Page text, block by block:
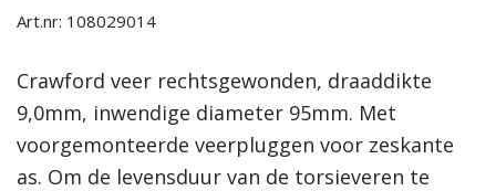
Art.nr: 108029014
Crawford veer rechtsgewonden, draaddikte
9,0mm, inwendige diameter 95mm. Met
voorgemonteerde veerpluggen voor zeskante
as. Om de levensduur van de torsieveren te